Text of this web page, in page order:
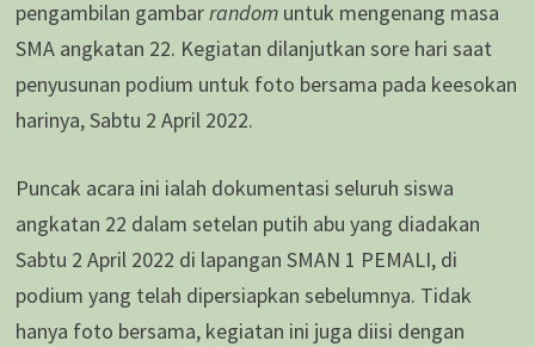
pengambilan gambarrandom untuk mengenang masa
SMA angkatan 22. Kegiatan dilanjutkan sore hari saat
penyusunan podium untuk foto bersama pada keesokan
harinya, Sabtu 2 April 2022.
Puncak acara ini ialah dokumentasi seluruh siswa
angkatan 22 dalam setelan putih abu yang diadakan
Sabtu 2 April 2022 di lapangan SMAN 1 PEMALI, di
podium yang telah dipersiapkan sebelumnya. Tidak
hanya foto bersama, kegiatan ini juga diisi dengan